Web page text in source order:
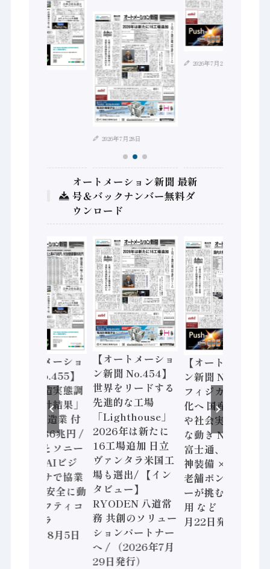
2026年7月28日
2026年7月21日
オートメーション新聞 最新
号＆バックナンバー無料ダ
ウンロード
【オートメーショ
ン新聞 No.455】
「経済構造実態調
査二次集計結果」
2024年製造業 付
加価値額86兆円 /
三菱電機とソニー
セミコン AIビジ
ョンセンサで協業
/ IDEC、安全に動
かすセーフティコ
ントローラ
（2026年8月5日
【オートメーショ
ン新聞 No.454】
世界をリードする
先進的な工場
「Lighthouse」
2026年は新たに
16工場追加 日立
ヴァンタラ米国工
場も選出/ 【イン
タビュー】
RYODEN 八道常
務 共創のソリュー
ションパートナー
へ / （2026年7月
29日発行）
【オートメーショ
ン新聞 No.453】
フィジカルAI本格
化へ 国産AI開発
や社会実装に活発
な動き Noetra、
富士通、日立 / 兵
神装備 × HMS、
老舗ポンプメーカ
ーが挑むデータ活
用 など（2026年7
月22日発行）